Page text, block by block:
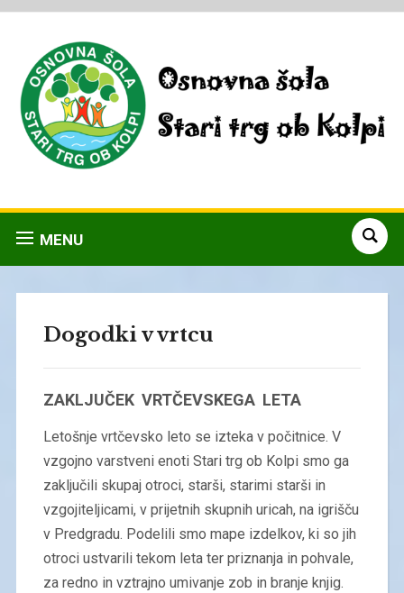
MENU
Dogodki v vrtcu
ZAKLJUČEK VRTČEVSKEGA LETA
Letošnje vrtčevsko leto se izteka v počitnice. V
vzgojno varstveni enoti Stari trg ob Kolpi smo ga
zaključili skupaj otroci, starši, starimi starši in
vzgojiteljicami, v prijetnih skupnih uricah, na igrišču
v Predgradu. Podelili smo mape izdelkov, ki so jih
otroci ustvarili tekom leta ter priznanja in pohvale,
za redno in vztrajno umivanje zob in branje knjig.